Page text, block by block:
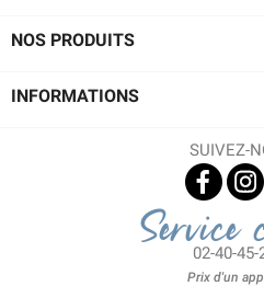
NOS PRODUITS
INFORMATIONS
SUIVEZ-
Service
02-40-45-
Prix d'un